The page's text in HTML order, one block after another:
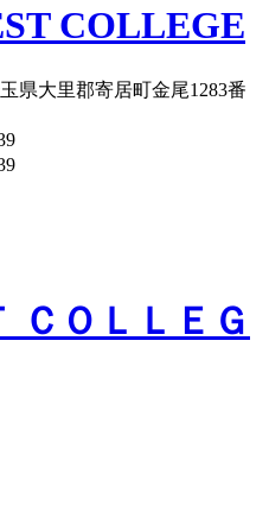
COLLEGE
県大里郡寄居町金尾1283番
ＣＯＬＬＥＧ